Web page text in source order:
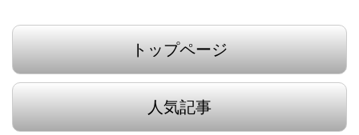
トップページ
人気記事